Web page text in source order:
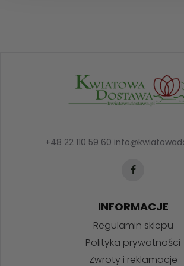
+48 22 110 59 60
INFORMACJE
Regulamin sklepu
Polityka prywatności
Zwroty i reklamacje